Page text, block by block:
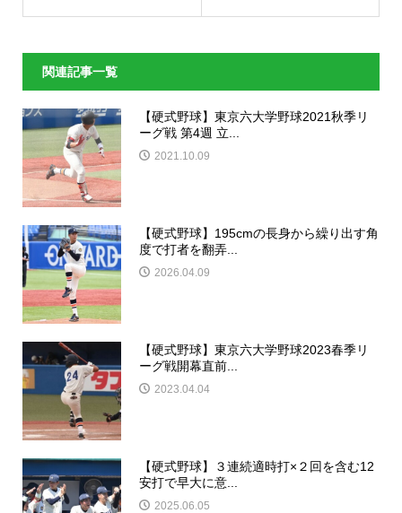
関連記事一覧
【硬式野球】東京六大学野球2021秋季リ
ーグ戦 第4週 立...
2021.10.09
【硬式野球】195cmの長身から繰り出す角
度で打者を翻弄...
2026.04.09
【硬式野球】東京六大学野球2023春季リ
ーグ戦開幕直前...
2023.04.04
【硬式野球】３連続適時打×２回を含む12
安打で早大に意...
2025.06.05